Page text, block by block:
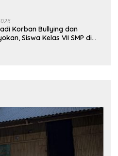
Korban Bullying dan
Siswa Kelas VII SMP di